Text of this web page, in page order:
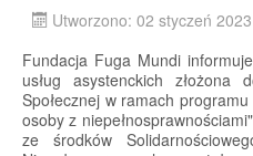
Utworzono: 02 styczeń 2023
Fundacja Fuga Mundi
usług asystenckich
Społecznej w ramach
osoby z
ze środków